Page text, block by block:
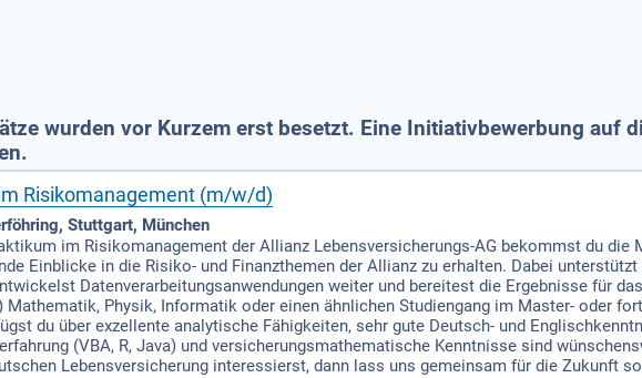
wurden vor Kurzem erst besetzt. Eine Initiativbewerbung auf
Risikomanagement (m/w/d)
Stuttgart, München
im Risikomanagement der Allianz Lebensversicherungs-AG bekommst du die
Einblicke in die Risiko- und Finanzthemen der Allianz zu erhalten. Dabei
Datenverarbeitungsanwendungen weiter und bereitest die Ergebnisse für
Mathematik, Physik, Informatik oder einen ähnlichen Studiengang im Master- oder
du über exzellente analytische Fähigkeiten, sehr gute Deutsch- und
(VBA, R, Java) und versicherungsmathematische Kenntnisse sind
Lebensversicherung interessierst, dann lass uns gemeinsam für die Zukunft